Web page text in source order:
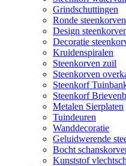
Grindschuttingen
Ronde steenkorven
Design
Decoratie
Kruidenspiralen
Steenkorven zuil
Steenkorven
Steenkorf
Steenkorf
Metalen Sierplaten
Tuindeuren
Wanddecoratie
Geluidwerende
Bocht
Kunststof